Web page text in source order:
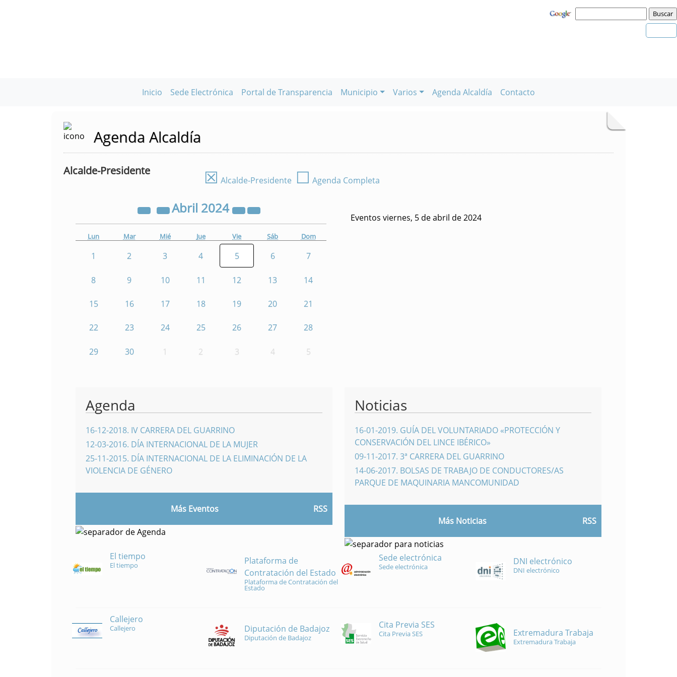
Inicio Sede Electrónica Portal de Transparencia Municipio Varios Agenda Alcaldía Contacto
Agenda Alcaldía
Alcalde-Presidente ☒ Alcalde-Presidente ☐ Agenda Completa
Abril 2024
Lun Mar Mié Jue Vie Sáb Dom
1 2 3 4 5 6 7
8 9 10 11 12 13 14
15 16 17 18 19 20 21
22 23 24 25 26 27 28
29 30 1 2 3 4 5
Eventos viernes, 5 de abril de 2024
Agenda
16-12-2018. IV CARRERA DEL GUARRINO
12-03-2016. DÍA INTERNACIONAL DE LA MUJER
25-11-2015. DÍA INTERNACIONAL DE LA ELIMINACIÓN DE LA
VIOLENCIA DE GÉNERO
Más Eventos RSS
Noticias
16-01-2019. GUÍA DEL VOLUNTARIADO «PROTECCIÓN Y
CONSERVACIÓN DEL LINCE IBÉRICO»
09-11-2017. 3ª CARRERA DEL GUARRINO
14-06-2017. BOLSAS DE TRABAJO DE CONDUCTORES/AS
PARQUE DE MAQUINARIA MANCOMUNIDAD
Más Noticias RSS
El tiempo
El tiempo
Plataforma de
Contratación del Estado
Plataforma de Contratación del
Estado
Sede electrónica
Sede electrónica DNI electrónico
DNI electrónico
Callejero
Callejero Diputación de Badajoz
Diputación de Badajoz
Cita Previa SES
Cita Previa SES Extremadura Trabaja
Extremadura Trabaja